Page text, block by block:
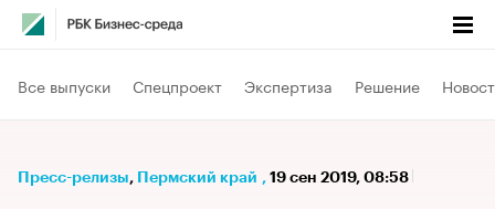
Все выпуски Спецпроект Экспертиза Решение
Пресс-релизы⁠, Пермский край , 19 сен 2019, 08:58